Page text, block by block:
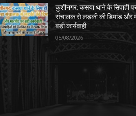
कुशीनगर: कसया थाने के सिपाही
संचालक से लड़की की डिमांड और
बड़ी कार्यवाही
05/08/2026